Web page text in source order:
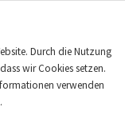
Durch die Nutzung
wir Cookies setzen.
verwenden